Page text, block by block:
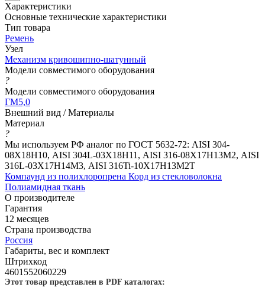
Характеристики
Основные технические характеристики
Тип товара
Ремень
Узел
Механизм кривошипно-шатунный
Модели совместимого оборудования
?
Модели совместимого оборудования
ГМ5,0
Внешний вид / Материалы
Материал
?
Мы используем РФ аналог по ГОСТ 5632-72: AISI 304-
08Х18Н10, AISI 304L-03Х18Н11, AISI 316-08Х17Н13М2, AISI
316L-03Х17Н14М3, AISI 316Ti-10Х17Н13М2Т
Компаунд из полихлоропрена Корд из стекловолокна
Полиамидная ткань
О производителе
Гарантия
12 месяцев
Страна производства
Россия
Габариты, вес и комплект
Штрихкод
4601552060229
Этот товар представлен в PDF каталогах: